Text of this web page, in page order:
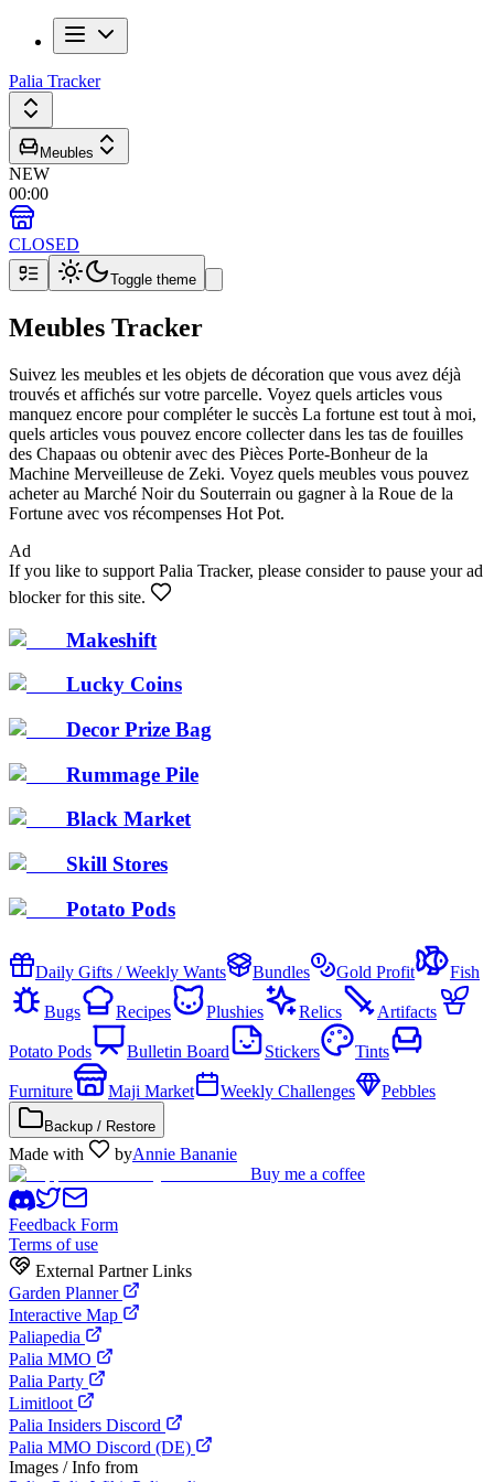
Palia Tracker
Meubles
NEW
00:00
CLOSED
Toggle theme
Meubles Tracker
Suivez les meubles et les objets de décoration que vous avez déjà
trouvés et affichés sur votre parcelle. Voyez quels articles vous
manquez encore pour compléter le succès La fortune est tout à moi,
quels articles vous pouvez encore collecter dans les tas de fouilles
des Chapaas ou obtenir avec des Pièces Porte-Bonheur de la
Machine Merveilleuse de Zeki. Voyez quels meubles vous pouvez
acheter au Marché Noir du Souterrain ou gagner à la Roue de la
Fortune avec vos récompenses Hot Pot.
Ad
If you like to support Palia Tracker, please consider to pause your ad
blocker for this site.
Makeshift
Lucky Coins
Decor Prize Bag
Rummage Pile
Black Market
Skill Stores
Potato Pods
Daily Gifts / Weekly Wants Bundles Gold Profit Fish
Bugs Recipes Plushies Relics Artifacts
Potato Pods Bulletin Board Stickers Tints
Furniture Maji Market Weekly Challenges Pebbles
Backup / Restore
Made with byAnnie Bananie
Buy me a coffee
Feedback Form
Terms of use
External Partner Links
Garden Planner
Interactive Map
Paliapedia
Palia MMO
Palia Party
Limitloot
Palia Insiders Discord
Palia MMO Discord (DE)
Images / Info from